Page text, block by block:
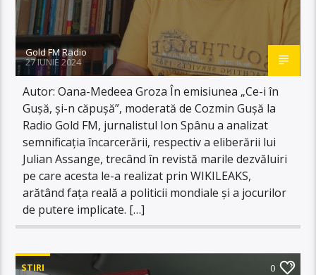
Gold FM Radio
27 IUNIE 2024
Autor: Oana-Medeea Groza În emisiunea „Ce-i în
Gușă, și-n căpușă”, moderată de Cozmin Gușă la
Radio Gold FM, jurnalistul Ion Spânu a analizat
semnificația încarcerării, respectiv a eliberării lui
Julian Assange, trecând în revistă marile dezvăluiri
pe care acesta le-a realizat prin WIKILEAKS,
arătând fața reală a politicii mondiale și a jocurilor
de putere implicate. […]
STIRI 0